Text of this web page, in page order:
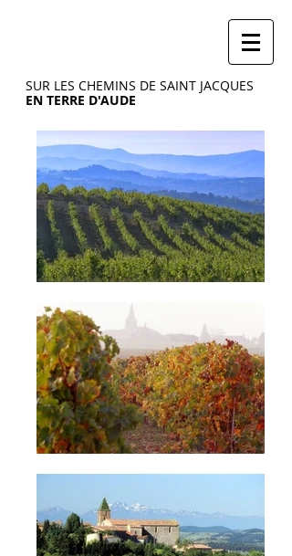
SUR LES CHEMINS DE SAINT JACQUES
EN TERRE D'AUDE